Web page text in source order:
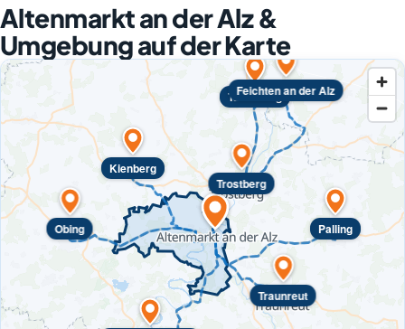
Altenmarkt an der Alz &
Umgebung auf der Karte
Trostberg
Traunreut
Kienberg
Palling
Tacherting
Obing
Feichten an der Alz